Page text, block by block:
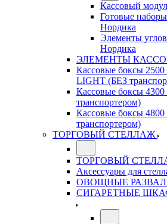
Кассовый
Готовые
Нордика
Элементы
Нордика
ЭЛЕМЕНТЫ
Кассовые боксы
LIGHT (БЕЗ
Кассовые боксы
транспортером)
Кассовые боксы
транспортером)
ТОРГОВЫЙ СТЕЛЛАЖ
ТОРГОВЫЙ
Аксессуары для
ОВОЩНЫЕ
СИГАРЕТНЫЕ